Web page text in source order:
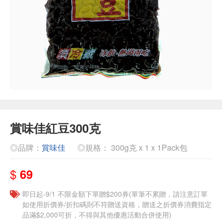
賞味佳紅豆300克
◎品牌： 賞味佳 ◎規格： 300g克 x 1 x 1Pack包
$ 69
即日起-9/1 不限金額下單贈$200券(單筆不累贈，請注意訂單
如使用折價券/折扣碼則不符贈送資格，贈送之折價券消費指定
品滿$2,000可折，不得與其他優惠活動合併使用)